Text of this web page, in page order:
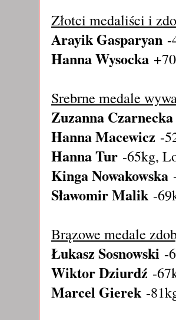
Złotci medaliści i
Arayik Gasparyan -
Hanna Wysocka
Srebrne medale
Zuzanna
Hanna Macewicz -
Hanna Tur -65kg,
Kinga Nowakowska
Sławomir Malik -
Brązowe medale
Łukasz Sosnowski -
Wiktor Dziurdź -
Marcel Gierek -